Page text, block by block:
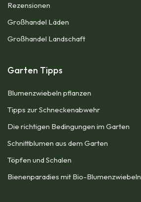
Rezensionen
Großhandel Läden
Großhandel Landschaft
Garten Tipps
Blumenzwiebeln pflanzen​
Tipps zur Schneckenabwehr
Die richtigen Bedingungen im Garten
Schnittblumen aus dem Garten
Töpfen und Schalen
Bienenparadies mit Bio-Blumenzwiebeln